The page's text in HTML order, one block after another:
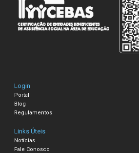
Login
Portal
Blog
Regulamentos
Links Úteis
Notícias
Fale Conosco